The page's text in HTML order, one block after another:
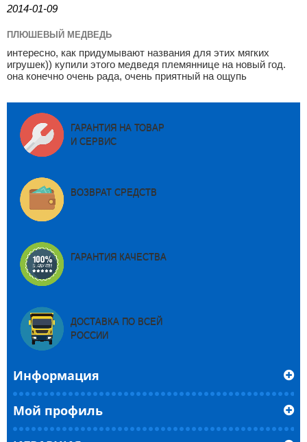
2014-01-09
ПЛЮШЕВЫЙ МЕДВЕДЬ
интересно, как придумывают названия для этих мягких
игрушек)) купили этого медведя племяннице на новый год.
она конечно очень рада, очень приятный на ощупь
ГАРАНТИЯ НА ТОВАР
И СЕРВИС
ВОЗВРАТ СРЕДСТВ
ГАРАНТИЯ КАЧЕСТВА
ДОСТАВКА ПО ВСЕЙ
РОССИИ
Информация
Мой профиль